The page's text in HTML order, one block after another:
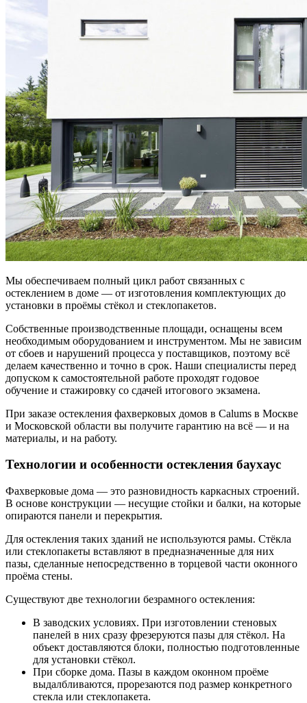
Мы обеспечиваем полный цикл работ связанных с
остеклением в доме — от изготовления комплектующих до
установки в проёмы стёкол и стеклопакетов.
Собственные производственные площади, оснащены всем
необходимым оборудованием и инструментом. Мы не зависим
от сбоев и нарушений процесса у поставщиков, поэтому всё
делаем качественно и точно в срок. Наши специалисты перед
допуском к самостоятельной работе проходят годовое
обучение и стажировку со сдачей итогового экзамена.
При заказе остекления фахверковых домов в Calums в Москве
и Московской области вы получите гарантию на всё — и на
материалы, и на работу.
Технологии и особенности остекления баухаус
Фахверковые дома — это разновидность каркасных строений.
В основе конструкции — несущие стойки и балки, на которые
опираются панели и перекрытия.
Для остекления таких зданий не используются рамы. Стёкла
или стеклопакеты вставляют в предназначенные для них
пазы, сделанные непосредственно в торцевой части оконного
проёма стены.
Существуют две технологии безрамного остекления:
В заводских условиях. При изготовлении стеновых
панелей в них сразу фрезеруются пазы для стёкол. На
объект доставляются блоки, полностью подготовленные
для установки стёкол.
При сборке дома. Пазы в каждом оконном проёме
выдалбливаются, прорезаются под размер конкретного
стекла или стеклопакета.